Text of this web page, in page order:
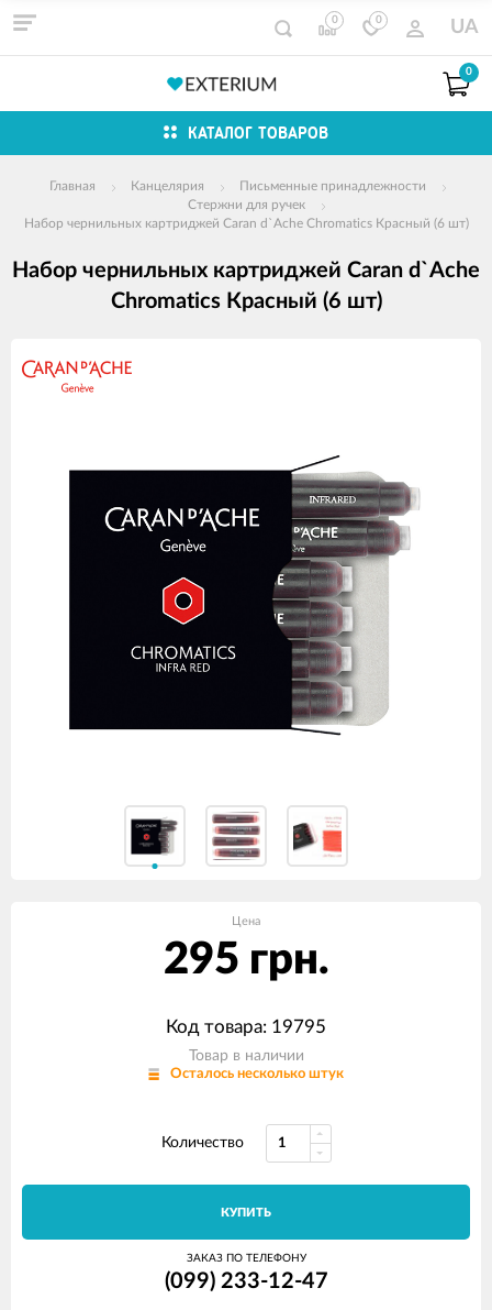
0 0 UA
0
КАТАЛОГ ТОВАРОВ
Главная Канцелярия
Письменные принадлежности
Стержни для ручек
Набор чернильных картриджей Caran d`Ache Chromatics Красный (6 шт)
Набор чернильных картриджей Caran d`Ache
Chromatics Красный (6 шт)
Изображения
товаров
Цена
295 грн.
Код товара: 19795
Товар в наличии
Осталось несколько штук
Количество
КУПИТЬ
ЗАКАЗ ПО ТЕЛЕФОНУ
(099) 233-12-47